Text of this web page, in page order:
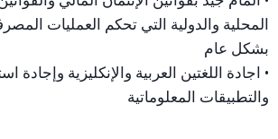
المحلية والدولية التي تحكم العمليات
بشكل عام
• اجادة اللغتين العربية والإنكليزية وإجادة
والتطبيقات المعلوماتية